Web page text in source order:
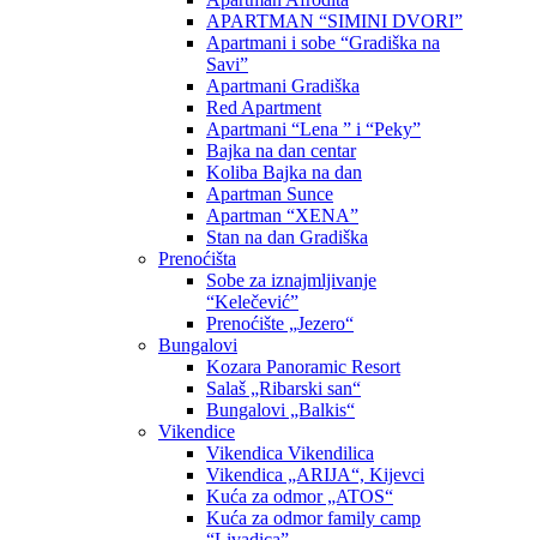
APARTMAN “SIMINI DVORI”
Apartmani i sobe “Gradiška na
Savi”
Apartmani Gradiška
Red Apartment
Apartmani “Lena ” i “Peky”
Bajka na dan centar
Koliba Bajka na dan
Apartman Sunce
Apartman “XENA”
Stan na dan Gradiška
Prenoćišta
Sobe za iznajmljivanje
“Kelečević”
Prenoćište „Jezero“
Bungalovi
Kozara Panoramic Resort
Salaš „Ribarski san“
Bungalovi „Balkis“
Vikendice
Vikendica Vikendilica
Vikendica „ARIJA“, Kijevci
Kuća za odmor „ATOS“
Kuća za odmor family camp